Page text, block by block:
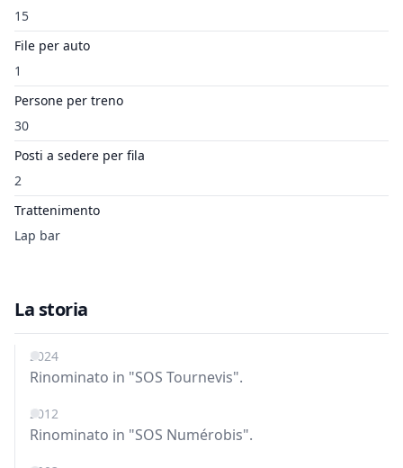
15
File per auto
1
Persone per treno
30
Posti a sedere per fila
2
Trattenimento
Lap bar
La storia
2024
Rinominato in "SOS Tournevis".
2012
Rinominato in "SOS Numérobis".